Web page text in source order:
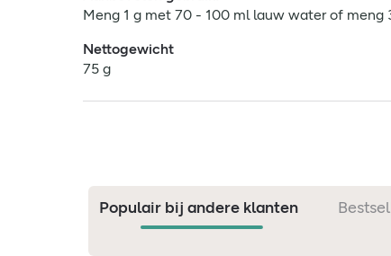
Meng 1 g met 70 - 100 ml lauw water of
Nettogewicht
75 g
Populair bij andere klanten